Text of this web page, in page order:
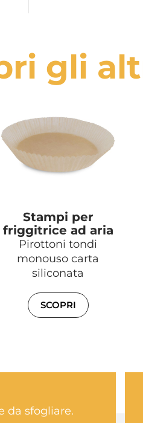
gli
Stampi per
friggitrice ad aria
Pirottoni tondi
monouso carta
siliconata
SCOPRI
da sfogliare.